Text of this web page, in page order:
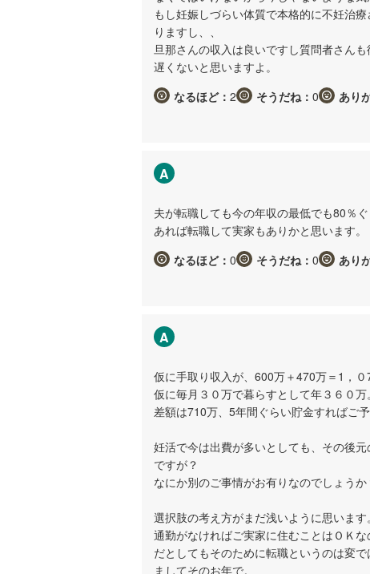
もし妊娠しづらい体質で本格的に不妊治
りますし、、
旦那さんの収入は良いですし質問者さん
遅くないと思いますよ。
なるほど： 2 そうだね： 0 あり
A
夫が転職しても今の年収の最低でも80％
あれば転職して実家もありかと思います。
なるほど： 0 そうだね： 0 あり
A
仮に手取り収入が、600万＋470万＝1，０
仮に毎月３０万で暮らすとして年３６０万。
差額は710万、5年間ぐらい貯金すればご
妊活で今は出費が多いとしても、その後
ですが？
なにか別のご事情がお有りなのでしょうか
選択肢の考え方がまだ浅いように思います。
通勤がなければご実家に住むことはＯＫな
だとしてもそのために転職というのは変で
ましてそのお年で。